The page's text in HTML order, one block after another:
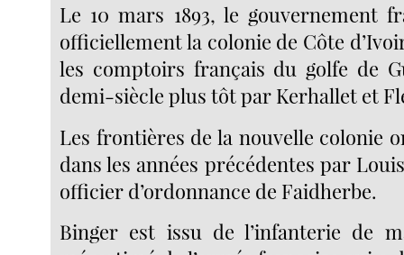
Le 10 mars 1893, le gouvernement
officiellement la colonie de Côte
les comptoirs français du golfe de
demi-siècle plus tôt par Kerhallet et
Les frontières de la nouvelle colonie
dans les années précédentes par
officier d’ordonnance de Faidherbe.
Binger est issu de l’infanterie de